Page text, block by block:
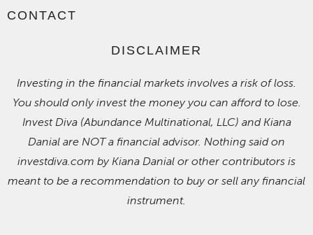
CONTACT
DISCLAIMER
Investing in the financial markets involves a risk of loss.
You should only invest the money you can afford to lose.
Invest Diva (Abundance Multinational, LLC) and Kiana
Danial are NOT a financial advisor. Nothing said on
investdiva.com by Kiana Danial or other contributors is
meant to be a recommendation to buy or sell any financial
instrument.